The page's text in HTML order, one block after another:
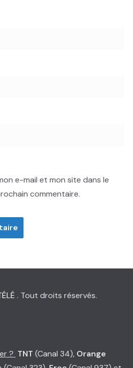
e-mail et mon site dans le
commentaire.
. Tout droits réservés.
? TNT (Canal 34), Orange